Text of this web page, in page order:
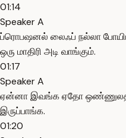
01:14
Speaker A
ப்ரொபஷனல் லைஃப் நல்லா
ஒரு மாதிரி அடி வாங்கும்.
01:17
Speaker A
ஏன்னா இவங்க ஏதோ
இருப்பாங்க.
01:20